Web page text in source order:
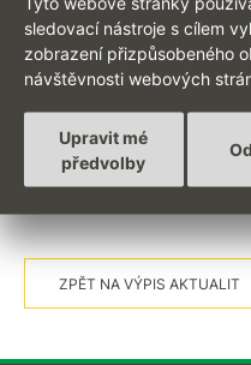
sledovací nástroje s cílem
zobrazení přizpůsobeného
návštěvnosti webových
Upravit mé
předvolby
veřejné správy.
ZPĚT NA VÝPIS AKTUALIT